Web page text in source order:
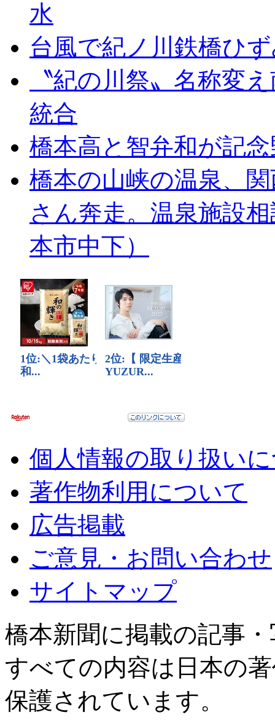
水
台風で紀ノ川鉄橋ひ
〝紀の川祭〟名称変
統合
橋本高と智弁和が記
橋本の山峡の温泉、
さん奔走。温泉施設
本市中下）
個人情報の取り扱い
著作物利用について
広告掲載
ご意見・お問い合わせ
サイトマップ
橋本新聞に掲載の記事
すべての内容は日本の
保護されています。